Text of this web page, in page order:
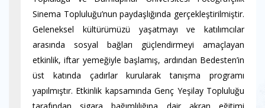
Sinema Topluluğu’nun paydaşlığında gerçekleştirilmiştir.
Geleneksel kültürümüzü yaşatmayı ve katılımcılar
arasında sosyal bağları güçlendirmeyi amaçlayan
etkinlik, iftar yemeğiyle başlamış, ardından Bedesten’in
üst katında çadırlar kurularak tanışma programı
yapılmıştır. Etkinlik kapsamında Genç Yeşilay Topluluğu